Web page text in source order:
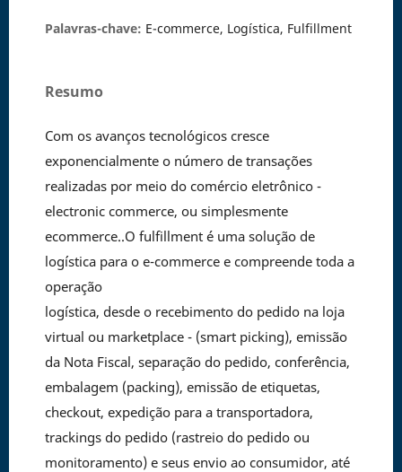
Palavras-chave: E-commerce, Logística, Fulfillment
Resumo
Com os avanços tecnológicos cresce
exponencialmente o número de transações
realizadas por meio do comércio eletrônico -
electronic commerce, ou simplesmente
ecommerce..O fulfillment é uma solução de
logística para o e-commerce e compreende toda a
operação
logística, desde o recebimento do pedido na loja
virtual ou marketplace - (smart picking), emissão
da Nota Fiscal, separação do pedido, conferência,
embalagem (packing), emissão de etiquetas,
checkout, expedição para a transportadora,
trackings do pedido (rastreio do pedido ou
monitoramento) e seus envio ao consumidor, até